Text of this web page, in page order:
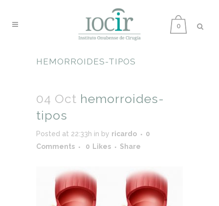
0
HEMORROIDES-TIPOS
04 Oct hemorroides-
tipos
Posted at 22:33h in by ricardo
0
Comments
0 Likes Share